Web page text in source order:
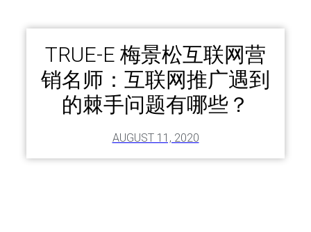
TRUE-E 梅景松互联网营
销名师：互联网推广遇到
的棘手问题有哪些？
AUGUST 11, 2020